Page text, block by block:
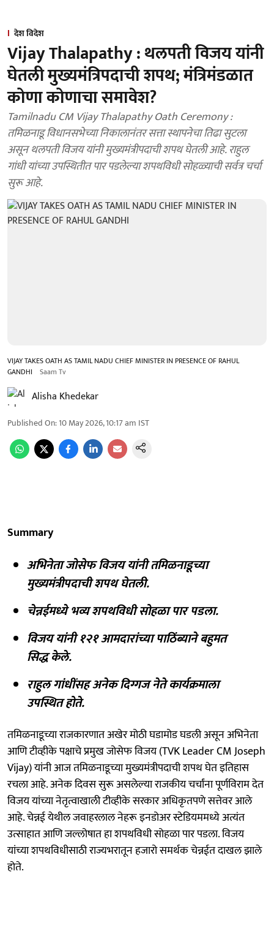
देश विदेश
Vijay Thalapathy : थलपती विजय यांनी
घेतली मुख्यमंत्रिपदाची शपथ; मंत्रिमंडळात
कोणा कोणाचा समावेश?
Tamilnadu CM Vijay Thalapathy Oath Ceremony :
तमिळनाडू विधानसभेच्या निकालानंतर सत्ता स्थापनेचा तिढा सुटला
असून थलपती विजय यांनी मुख्यमंत्रीपदाची शपथ घेतली आहे. राहुल
गांधी यांच्या उपस्थितीत पार पडलेल्या शपथविधी सोहळ्याची सर्वत्र चर्चा
सुरू आहे.
VIJAY TAKES OATH AS TAMIL NADU CHIEF MINISTER IN PRESENCE OF RAHUL
GANDHI
Saam Tv
Alisha Khedekar
Published On:10 May 2026, 10:17 am IST
Summary
अभिनेता जोसेफ विजय यांनी तमिळनाडूच्या
मुख्यमंत्रीपदाची शपथ घेतली.
चेन्नईमध्ये भव्य शपथविधी सोहळा पार पडला.
विजय यांनी १२१ आमदारांच्या पाठिंब्याने बहुमत
सिद्ध केले.
राहुल गांधींसह अनेक दिग्गज नेते कार्यक्रमाला
उपस्थित होते.
तमिळनाडूच्या राजकारणात अखेर मोठी घडामोड घडली असून अभिनेता
आणि टीव्हीके पक्षाचे प्रमुख जोसेफ विजय (TVK Leader CM Joseph
Vijay) यांनी आज तमिळनाडूच्या मुख्यमंत्रीपदाची शपथ घेत इतिहास
रचला आहे. अनेक दिवस सुरू असलेल्या राजकीय चर्चांना पूर्णविराम देत
विजय यांच्या नेतृत्वाखाली टीव्हीके सरकार अधिकृतपणे सत्तेवर आले
आहे. चेन्नई येथील जवाहरलाल नेहरू इनडोअर स्टेडियममध्ये अत्यंत
उत्साहात आणि जल्लोषात हा शपथविधी सोहळा पार पडला. विजय
यांच्या शपथविधीसाठी राज्यभरातून हजारो समर्थक चेन्नईत दाखल झाले
होते.